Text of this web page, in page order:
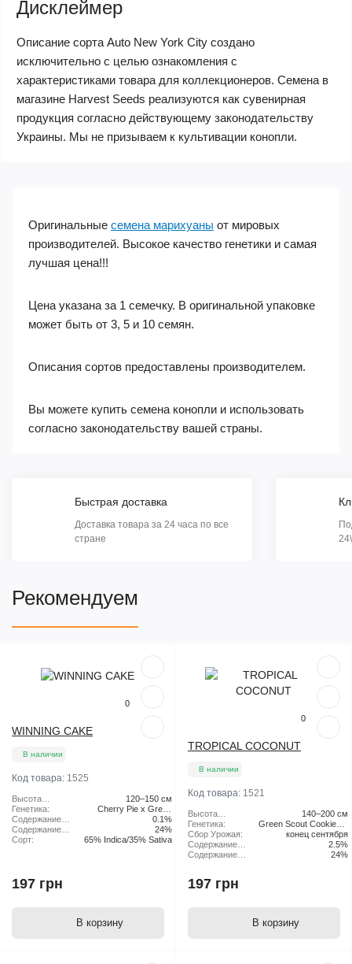
Дисклеймер
Описание сорта Auto New York City создано
исключительно с целью ознакомления с
характеристиками товара для коллекционеров. Семена в
магазине Harvest Seeds реализуются как сувенирная
продукция согласно действующему законодательству
Украины. Мы не призываем к культивации конопли.
Оригинальные семена марихуаны от мировых
производителей. Высокое качество генетики и самая
лучшая цена!!!
Цена указана за 1 семечку. В оригинальной упаковке
может быть от 3, 5 и 10 семян.
Описания сортов предоставлены производителем.
Вы можете купить семена конопли и использовать
согласно законодательству вашей страны.
Быстрая доставка
Доставка товара за 24 часа по все
стране
Рекомендуем
0
WINNING CAKE
В наличии
Код товара: 1525
Высота
растения:
120–150 см
Генетика:
Cherry Pie x Green
Scout Cookies
Содержание
CBD:
0.1%
Содержание
ТГК:
24%
Сорт:
65% Indica/35% Sativa
197 грн
В корзину
0
TROPICAL COCONUT
В наличии
Код товара: 1521
Высота
растения:
140–200 см
Генетика:
Green Scout Cookies x
Tangie
Сбор Урожая:
конец сентября
Содержание
CBD:
2.5%
Содержание
24%
197 грн
В корзину